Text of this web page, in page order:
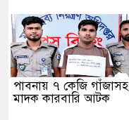
পাবনায় ৭ কেজি গাঁজাসহ
মাদক কারবারি আটক